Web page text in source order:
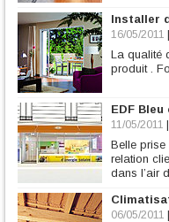
Installer
16/05/2011
La qualité
produit .
EDF
11/05/2011
Belle prise
relation
dans l’air
06/05/2011